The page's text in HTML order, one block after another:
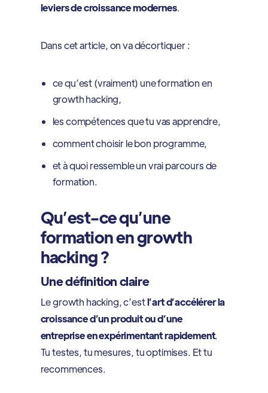
leviers de croissance modernes.
Dans cet article, on va décortiquer :
ce qu’est (vraiment) une formation en
growth hacking,
les compétences que tu vas apprendre,
comment choisir le bon programme,
et à quoi ressemble un vrai parcours de
formation.
Qu’est-ce qu’une
formation en growth
hacking ?
Une définition claire
Le growth hacking, c’estl’art d’accélérer la
croissance d’un produit ou d’une
entreprise en expérimentant rapidement.
Tu testes, tu mesures, tu optimises. Et tu
recommences.